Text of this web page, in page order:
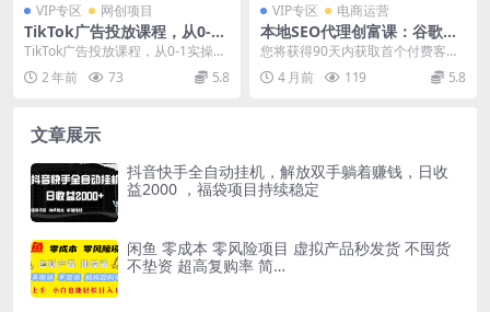
VIP专区 网创项目
TikTok广告投放课程，从0-1
实操课，带你快速入门TikTok
广告投放
TikTok广告投放课程，从0-1实操
课，带你快速入门TikTok广告投放
课程...2 年前 73 5.8
VIP专区 电商运营
本地SEO代理创富课：谷歌地
图排名+冷邮件脚本，90天搞
定首单，月入过万实战体系
您将获得90天内获取首个付费客户
所需的全部资源。课程包含全套实
战工具： 标准化执...
4 月前 119 5.8
文章展示
抖音快手全自动挂机，解放双手躺着赚钱，日收
益2000 ，福袋项目持续稳定
闲鱼 零成本 零风险项目 虚拟产品秒发货 不囤货
不垫资 超高复购率 简…